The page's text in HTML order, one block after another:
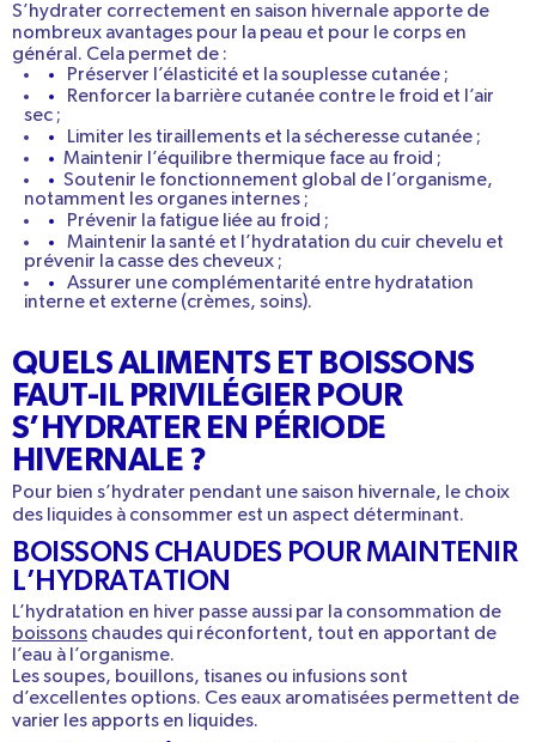
S’hydrater correctement en saison hivernale apporte de
nombreux avantages pour la peau et pour le corps en
général. Cela permet de :
Préserver l’élasticité et la souplesse cutanée ;
Renforcer la barrière cutanée contre le froid et l’air
sec ;
Limiter les tiraillements et la sécheresse cutanée ;
Maintenir l’équilibre thermique face au froid ;
Soutenir le fonctionnement global de l’organisme,
notamment les organes internes ;
Prévenir la fatigue liée au froid ;
Maintenir lasanté et l’hydratation du cuir chevelu et
prévenir la casse des cheveux ;
Assurer une complémentarité entre hydratation
interne et externe (crèmes, soins).
QUELS ALIMENTS ET BOISSONS
FAUT-IL PRIVILÉGIER POUR
S’HYDRATER EN PÉRIODE
HIVERNALE ?
Pour bien s’hydrater pendant une saison hivernale, le choix
des liquides à consommer est un aspect déterminant.
BOISSONS CHAUDES POUR MAINTENIR
L’HYDRATATION
L’hydratation en hiver passe aussi par la consommation de
boissons chaudes qui réconfortent, tout en apportant de
l’eau à l’organisme.
Lessoupes, bouillons, tisanes ou infusionssont
d’excellentes options. Ces eaux aromatisées permettent de
varier les apports en liquides.